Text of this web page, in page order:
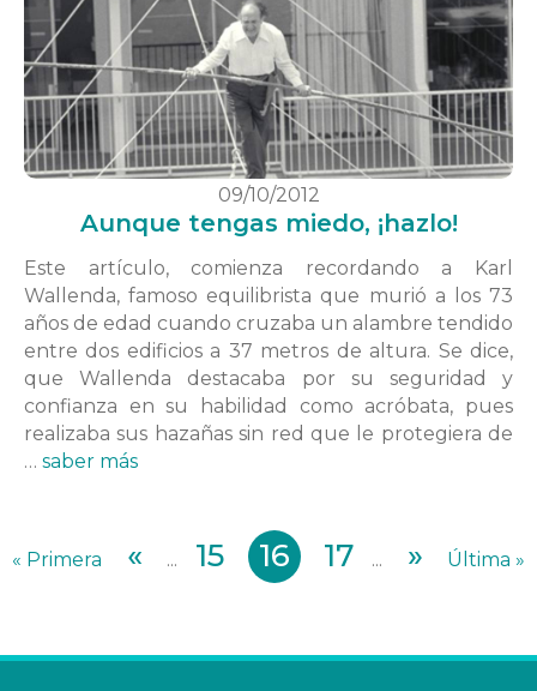
09/10/2012
Aunque tengas miedo, ¡hazlo!
Este artículo, comienza recordando a Karl
Wallenda, famoso equilibrista que murió a los 73
años de edad cuando cruzaba un alambre tendido
entre dos edificios a 37 metros de altura. Se dice,
que Wallenda destacaba por su seguridad y
confianza en su habilidad como acróbata, pues
realizaba sus hazañas sin red que le protegiera de
… saber más
« Primera « ... 15 16 17 ... » Última »